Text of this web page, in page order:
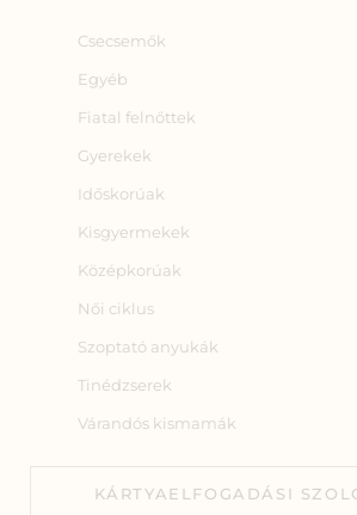
Csecsemők
Egyéb
Fiatal felnőttek
Gyerekek
Időskorúak
Kisgyermekek
Középkorúak
Női ciklus
Szoptató anyukák
Tinédzserek
Várandós kismamák
KÁRTYAELFOGADÁSI